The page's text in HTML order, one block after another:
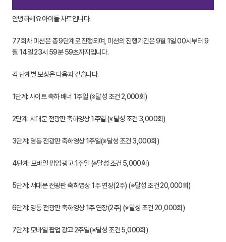
안녕하세요 아이돌 차트입니다.
77회차 미션은 총 9단계로 진행되며, 미션의 진행기간은 9월 1일 00시부터 9
월 14일 23시 59분 59초까지입니다.
각 단계별 보상은 다음과 같습니다.
1단계: 사이트 축하 배너 1주일 (※달성 조건 2,000회)
2단계: 서대문 전광판 축하영상 1주일 (※달성 조건 3,000회)
3단계: 명동 전광판 축하영상 1주일(※달성 조건 3,000회)
4단계: 모바일 팝업 광고 1주일 (※달성 조건 5,000회)
5단계: 서대문 전광판 축하영상 1주 연장(2주) (※달성 조건 20,000회)
6단계: 명동 전광판 축하영상 1주 연장(2주) (※달성 조건 20,000회)
7단계: 모바일 팝업 광고 2주일(※달성 조건 5,000회)